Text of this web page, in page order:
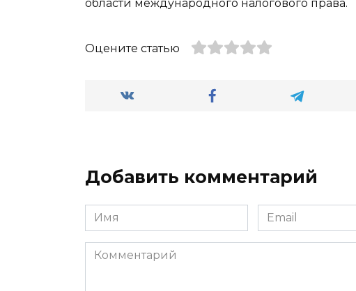
области международного налогового права.
Оцените статью
Добавить комментарий
Имя
*
Email
*
Комментарий